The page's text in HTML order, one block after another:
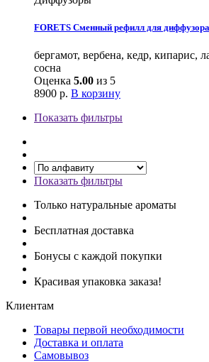
FORETS Сменный рефилл для
бергамот, вербена, кедр, кипарис,
сосна
Оценка 5.00 из 5
8900 р. В корзину
Показать фильтры
Показать фильтры
Только натуральные ароматы
Бесплатная доставка
Бонусы с каждой покупки
Красивая упаковка заказа!
Клиентам
Товары первой необходимости
Доставка и оплата
Самовывоз